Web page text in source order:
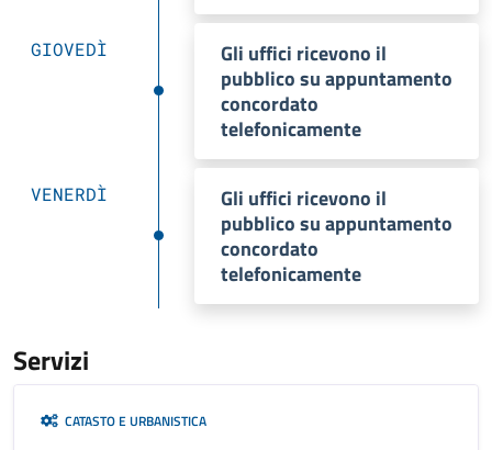
GIOVEDÌ
Gli uffici ricevono il
pubblico su appuntamento
concordato
telefonicamente
VENERDÌ
Gli uffici ricevono il
pubblico su appuntamento
concordato
telefonicamente
Servizi
CATASTO E URBANISTICA